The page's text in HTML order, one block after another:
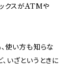
クスがATMや
使い方も知らな
いざというときに